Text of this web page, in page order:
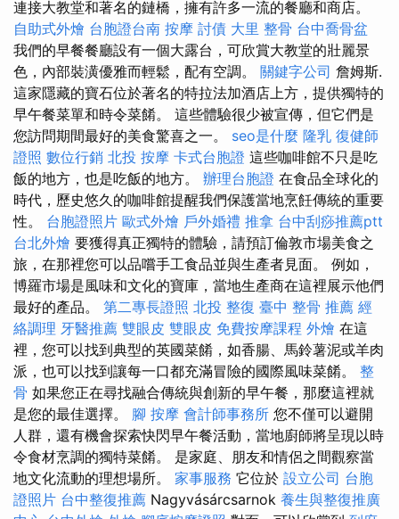
連接大教堂和著名的鏈橋，擁有許多一流的餐廳和商店。
自助式外燴 台胞證台南 按摩 討債 大里 整骨 台中喬骨盆
我們的早餐餐廳設有一個大露台，可欣賞大教堂的壯麗景
色，內部裝潢優雅而輕鬆，配有空調。 關鍵字公司 詹姆斯.
這家隱藏的寶石位於著名的特拉法加酒店上方，提供獨特的
早午餐菜單和時令菜餚。 這些體驗很少被宣傳，但它們是
您訪問期間最好的美食驚喜之一。 seo是什麼 隆乳 復健師
證照 數位行銷 北投 按摩 卡式台胞證 這些咖啡館不只是吃
飯的地方，也是吃飯的地方。 辦理台胞證 在食品全球化的
時代，歷史悠久的咖啡館提醒我們保護當地烹飪傳統的重要
性。 台胞證照片 歐式外燴 戶外婚禮 推拿 台中刮痧推薦ptt
台北外燴 要獲得真正獨特的體驗，請預訂倫敦市場美食之
旅，在那裡您可以品嚐手工食品並與生產者見面。 例如，
博羅市場是風味和文化的寶庫，當地生產商在這裡展示他們
最好的產品。 第二專長證照 北投 整復 臺中 整骨 推薦 經
絡調理 牙醫推薦 雙眼皮 雙眼皮 免費按摩課程 外燴 在這
裡，您可以找到典型的英國菜餚，如香腸、馬鈴薯泥或羊肉
派，也可以找到讓每一口都充滿冒險的國際風味菜餚。 整
骨 如果您正在尋找融合傳統與創新的早午餐，那麼這裡就
是您的最佳選擇。 腳 按摩 會計師事務所 您不僅可以避開
人群，還有機會探索快閃早午餐活動，當地廚師將呈現以時
令食材烹調的獨特菜餚。 是家庭、朋友和情侶之間觀察當
地文化流動的理想場所。 家事服務 它位於 設立公司 台胞
證照片 台中整復推薦 Nagyvásárcsarnok 養生與整復推廣